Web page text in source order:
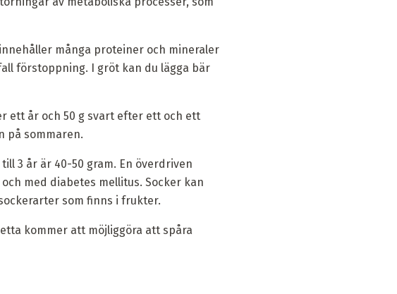
många proteiner och mineraler
förstoppning. I gröt kan du lägga bär
ett år och 50 g svart efter ett och ett
på sommaren.
3 år är 40-50 gram. En överdriven
med diabetes mellitus. Socker kan
som finns i frukter.
kommer att möjliggöra att spåra